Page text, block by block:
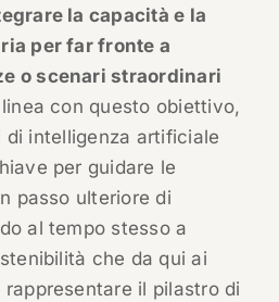
la capacità e la
per far fronte a
o scenari straordinari
con questo obiettivo,
di intelligenza artificiale
per guidare le
passo ulteriore di
al tempo stesso a
che da qui ai
il pilastro di